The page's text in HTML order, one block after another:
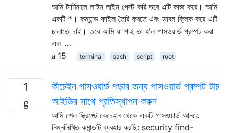
আমি টার্মিনালে লাইন লাইন পেস্ট করি তবে এটি কাজ করে। আমি
একটি *। কম্যান্ড ফাইল তৈরি করতে এবং ডাবল ক্লিক করে এটি
চালাতে চাই। তবে আমি যা পাই তা হ'ল পাসওয়ার্ড প্রম্পট করা
এবং …
15
terminal bash script root
1
কীচেইন পাসওয়ার্ড পড়ার জন্য পাসওয়ার্ড প্রম্পট টাচ
আইডির সাথে প্রতিস্থাপন করুন
আমি শেল স্ক্রিপ্টে কেচেইন থেকে একটি পাসওয়ার্ড আনতে
নিম্নলিখিত কমান্ডটি ব্যবহার করছি: security find-